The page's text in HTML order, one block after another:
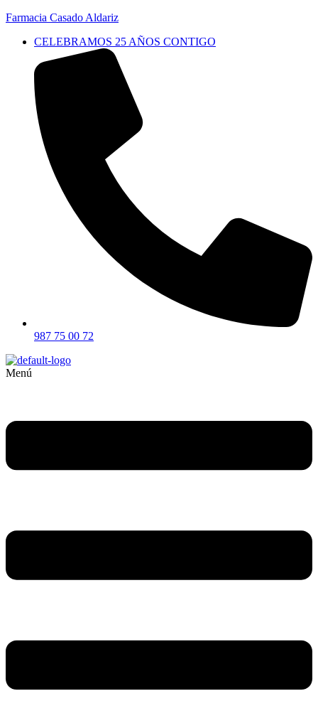
Farmacia Casado Aldariz
CELEBRAMOS 25 AÑOS CONTIGO
987 75 00 72
Menú